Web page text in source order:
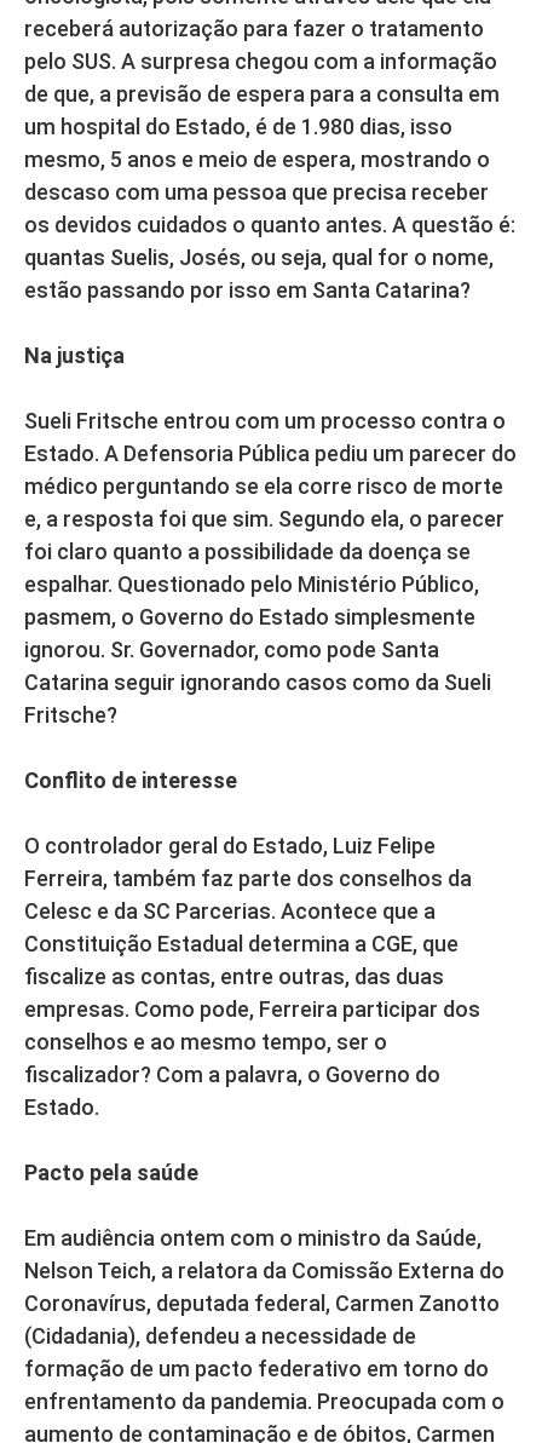
receberá autorização para fazer o tratamento
pelo SUS. A surpresa chegou com a informação
de que, a previsão de espera para a consulta em
um hospital do Estado, é de 1.980 dias, isso
mesmo, 5 anos e meio de espera, mostrando o
descaso com uma pessoa que precisa receber
os devidos cuidados o quanto antes. A questão é:
quantas Suelis, Josés, ou seja, qual for o nome,
estão passando por isso em Santa Catarina?
Na justiça
Sueli Fritsche entrou com um processo contra o
Estado. A Defensoria Pública pediu um parecer do
médico perguntando se ela corre risco de morte
e, a resposta foi que sim. Segundo ela, o parecer
foi claro quanto a possibilidade da doença se
espalhar. Questionado pelo Ministério Público,
pasmem, o Governo do Estado simplesmente
ignorou. Sr. Governador, como pode Santa
Catarina seguir ignorando casos como da Sueli
Fritsche?
Conflito de interesse
O controlador geral do Estado, Luiz Felipe
Ferreira, também faz parte dos conselhos da
Celesc e da SC Parcerias. Acontece que a
Constituição Estadual determina a CGE, que
fiscalize as contas, entre outras, das duas
empresas. Como pode, Ferreira participar dos
conselhos e ao mesmo tempo, ser o
fiscalizador? Com a palavra, o Governo do
Estado.
Pacto pela saúde
Em audiência ontem com o ministro da Saúde,
Nelson Teich, a relatora da Comissão Externa do
Coronavírus, deputada federal, Carmen Zanotto
(Cidadania), defendeu a necessidade de
formação de um pacto federativo em torno do
enfrentamento da pandemia. Preocupada com o
aumento de contaminação e de óbitos, Carmen